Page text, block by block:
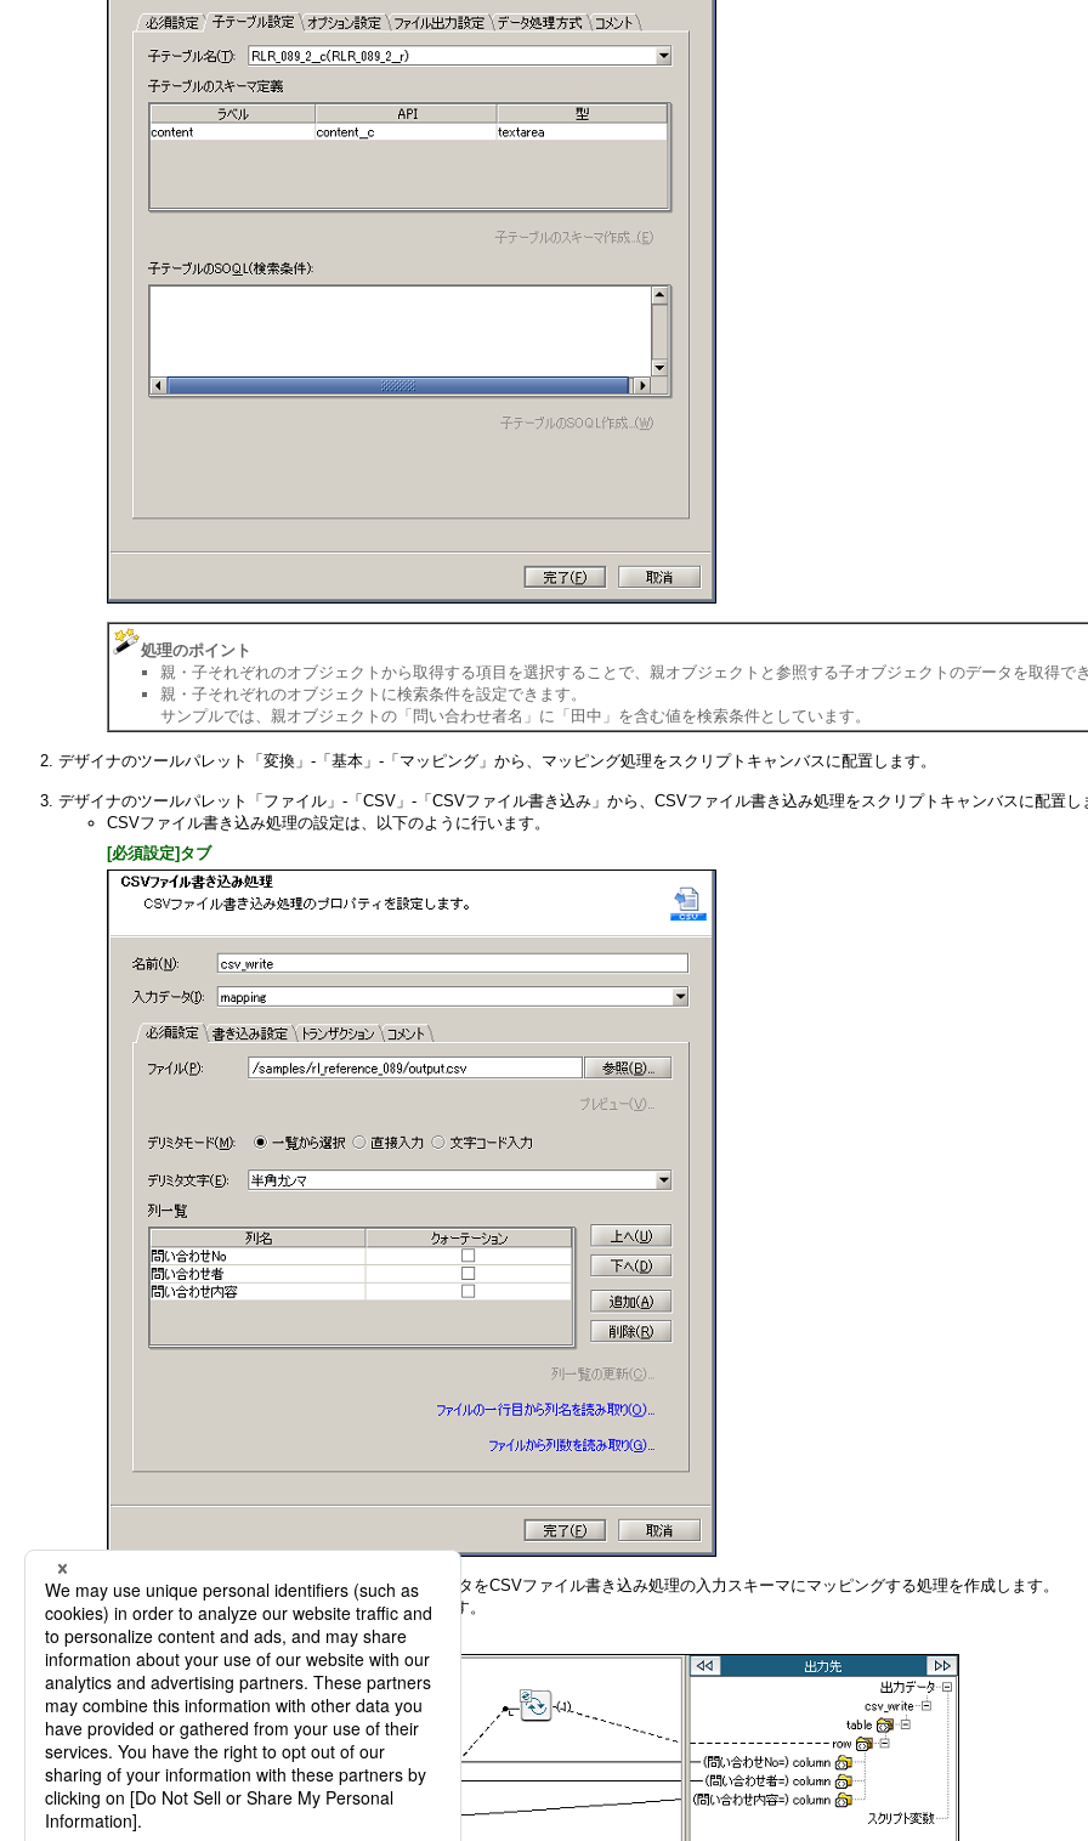
処理のポイント
親・子それぞれのオブジェクトから取得する項目を選択することで、親オブジェクトと参照する子オブジェクトのデータを取得で
親・子それぞれのオブジェクトに検索条件を設定できます。
サンプルでは、親オブジェクトの「問い合わせ者名」に「田中」を含む値を検索条件としています。
デザイナのツールパレット「変換」-「基本」-「マッピング」から、マッピング処理をスクリプトキャンバスに配置します。
デザイナのツールパレット「ファイル」-「CSV」-「CSVファイル書き込み」から、CSVファイル書き込み処理をスクリプトキャンバスに配置し
CSVファイル書き込み処理の設定は、以下のように行います。
[必須設定]タブ
マッピング処理のMapperエディタを開き、取得したデータをCSVファイル書き込み処理の入力スキーマにマッピングする処理を作成します。
マッピングキャンバスは、以下のように設定します。
マッピングキャンバス